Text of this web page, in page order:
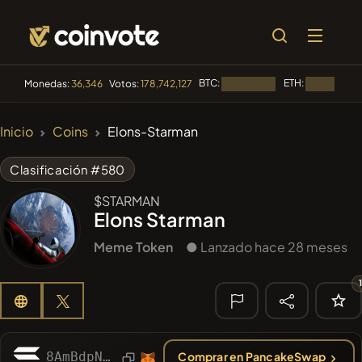
Monedas:36,346 Votos:178,742,127 BTC: ETH:
TENDENCIA
Pepino PEPINO
#88
Inicio Coins Elons-Starman
Clasificación #580
$STARMAN
Elons Starman
Meme Token ● Lanzado hace 28 meses
1
8AmBdpNmhTDacx334aDTqtYw3KkkTM3xFmvQLXX4LMyZ Comprar en PancakeSwap